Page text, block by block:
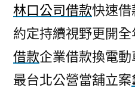
林口公司借款快速借
約定持續視野更開
借款企業借款換電
最台北公營當舖立案